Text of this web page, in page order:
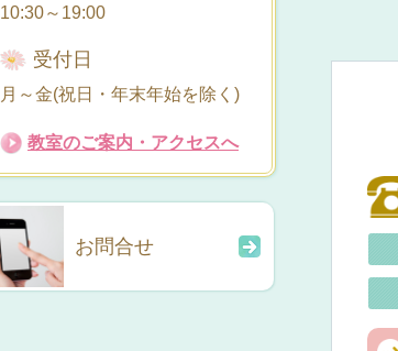
10:30～19:00
受付日
月～金(祝日・年末年始を除く)
教室のご案内・アクセスへ
お問合せ